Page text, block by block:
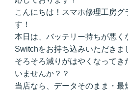
こんにちは！スマホ修理工房グ
す！
本日は、バッテリー持ちが悪く
Switchをお持ち込みいただきま
そろそろ減りがはやくなってき
いませんか？？
当店なら、データそのまま・最